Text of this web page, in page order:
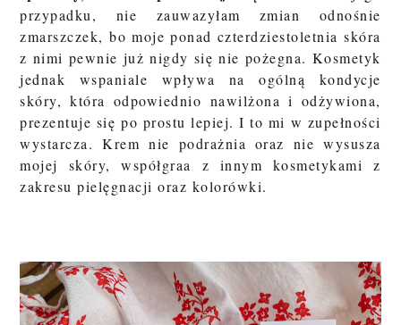
przypadku, nie zauwazyłam zmian odnośnie
zmarszczek, bo moje ponad czterdziestoletnia skóra
z nimi pewnie już nigdy się nie pożegna. Kosmetyk
jednak wspaniale wpływa na ogólną kondycje
skóry, która odpowiednio nawilżona i odżywiona,
prezentuje się po prostu lepiej. I to mi w zupełności
wystarcza. Krem nie podrażnia oraz nie wysusza
mojej skóry, współgraa z innym kosmetykami z
zakresu pielęgnacji oraz kolorówki.